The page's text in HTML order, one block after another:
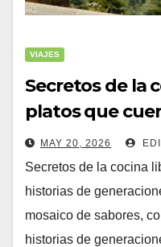
VIAJES
Secretos de la
platos que
generaciones
MAY 20, 2026
Secretos de la cocina
historias de
mosaico de sabores,
historias de